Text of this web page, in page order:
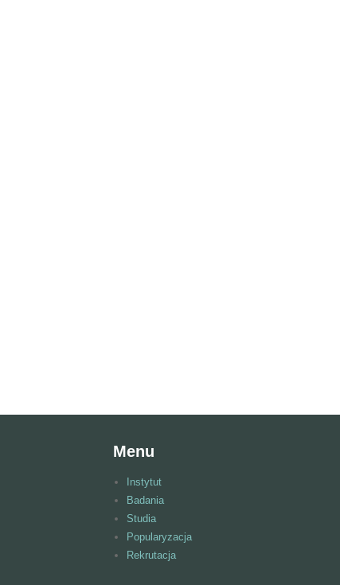
Menu
Instytut
Badania
Studia
Popularyzacja
Rekrutacja